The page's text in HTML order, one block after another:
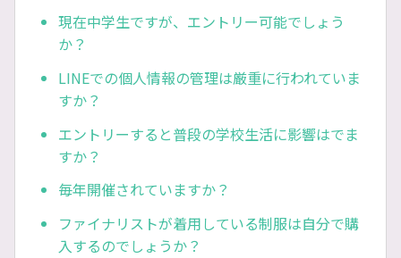
現在中学生ですが、エントリー可能でしょう
か？
LINEでの個人情報の管理は厳重に行われていま
すか？
エントリーすると普段の学校生活に影響はでま
すか？
毎年開催されていますか？
ファイナリストが着用している制服は自分で購
入するのでしょうか？